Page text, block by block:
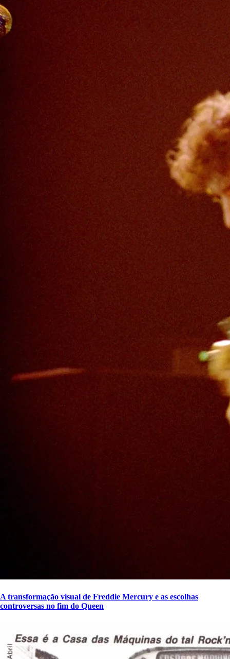
A transformação visual de Freddie Mercury e as escolhas
controversas no fim do Queen